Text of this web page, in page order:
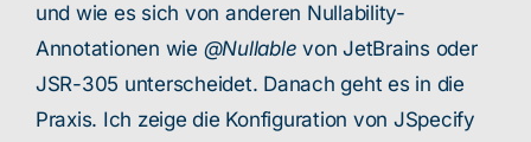
und wie es sich von anderen Nullability-
Annotationen wie @Nullable von JetBrains oder
JSR-305 unterscheidet. Danach geht es in die
Praxis. Ich zeige die Konfiguration von JSpecify